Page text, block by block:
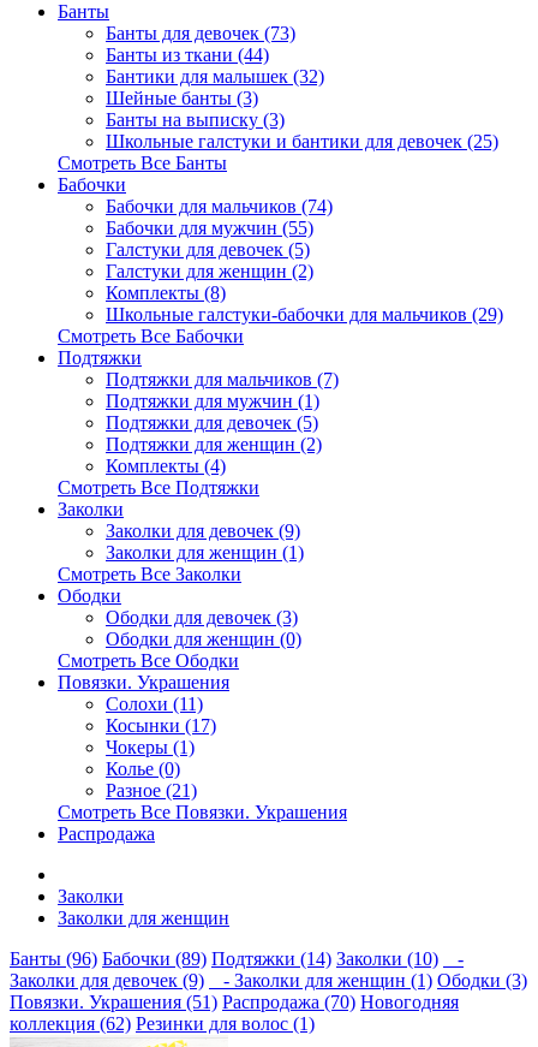
Банты
Банты для девочек (73)
Банты из ткани (44)
Бантики для малышек (32)
Шейные банты (3)
Банты на выписку (3)
Школьные галстуки и бантики для девочек (25)
Смотреть Все Банты
Бабочки
Бабочки для мальчиков (74)
Бабочки для мужчин (55)
Галстуки для девочек (5)
Галстуки для женщин (2)
Комплекты (8)
Школьные галстуки-бабочки для мальчиков (29)
Смотреть Все Бабочки
Подтяжки
Подтяжки для мальчиков (7)
Подтяжки для мужчин (1)
Подтяжки для девочек (5)
Подтяжки для женщин (2)
Комплекты (4)
Смотреть Все Подтяжки
Заколки
Заколки для девочек (9)
Заколки для женщин (1)
Смотреть Все Заколки
Ободки
Ободки для девочек (3)
Ободки для женщин (0)
Смотреть Все Ободки
Повязки. Украшения
Солохи (11)
Косынки (17)
Чокеры (1)
Колье (0)
Разное (21)
Смотреть Все Повязки. Украшения
Распродажа
Заколки
Заколки для женщин
Банты (96) Бабочки (89) Подтяжки (14) Заколки (10)
-
Заколки для девочек (9)
- Заколки для женщин (1) Ободки (3)
Повязки. Украшения (51) Распродажа (70) Новогодняя
коллекция (62) Резинки для волос (1)